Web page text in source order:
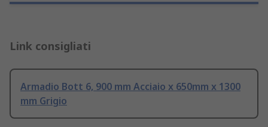
Link consigliati
Armadio Bott 6, 900 mm Acciaio x 650mm x 1300
mm Grigio